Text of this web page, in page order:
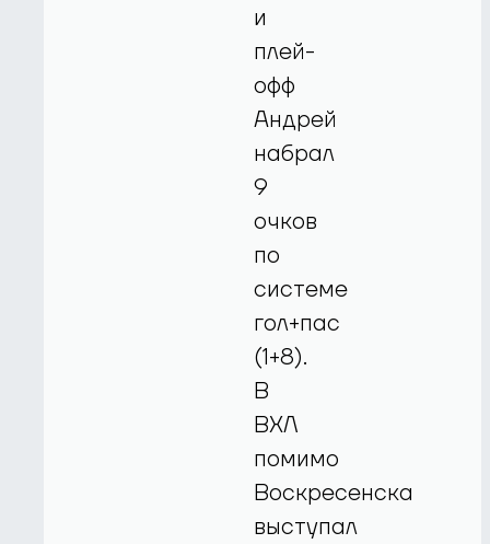
и
плей-
офф
Андрей
набрал
9
очков
по
системе
гол+пас
(1+8).
В
ВХЛ
помимо
Воскресенска
выступал